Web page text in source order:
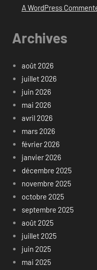
A WordPress
Archives
août 2026
juillet 2026
juin 2026
mai 2026
avril 2026
mars 2026
février 2026
janvier 2026
décembre 2025
novembre 2025
octobre 2025
septembre 2025
août 2025
juillet 2025
juin 2025
mai 2025